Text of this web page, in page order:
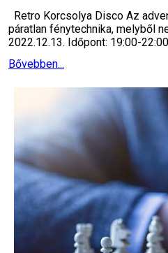
Retro Korcsolya Disco Az
páratlan fénytechnika, melyből
2022.12.13. Időpont: 19:00-
Bővebben...